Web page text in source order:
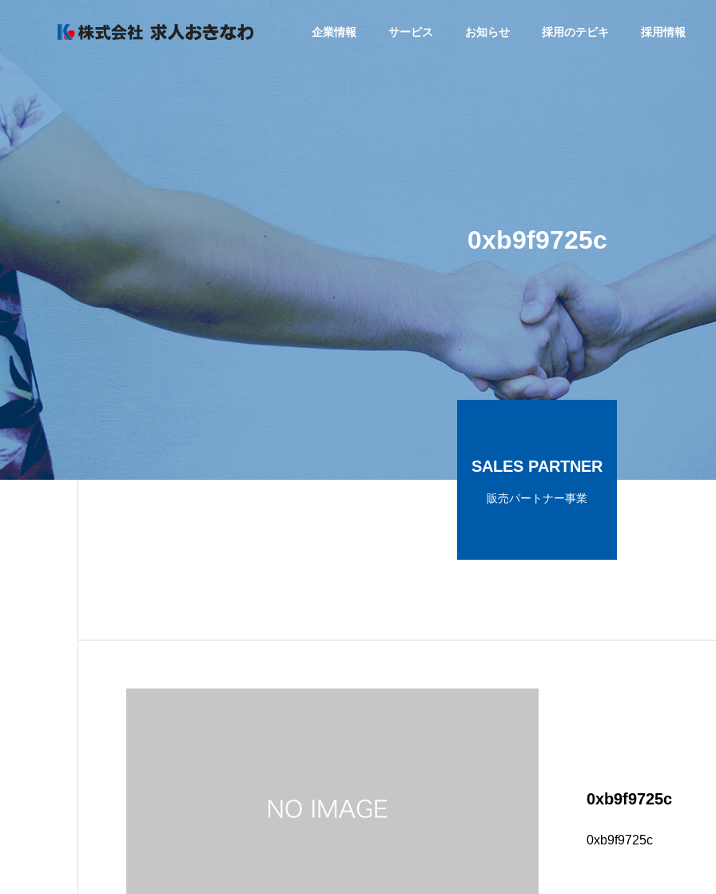
企業情報 サービス お知らせ 採用のテビキ 採用情報
企業情報
事業所
サービス
採用力アップ！
まるごと運用サ
ービス
総合求人サイ
求人サイト
転職サイトA
greキャリア
「キャリア志
向」向け転職サ
イト
0xb9f9725c
SALES PARTNER
販売パートナー事業
0xb9f9725c
0xb9f9725c